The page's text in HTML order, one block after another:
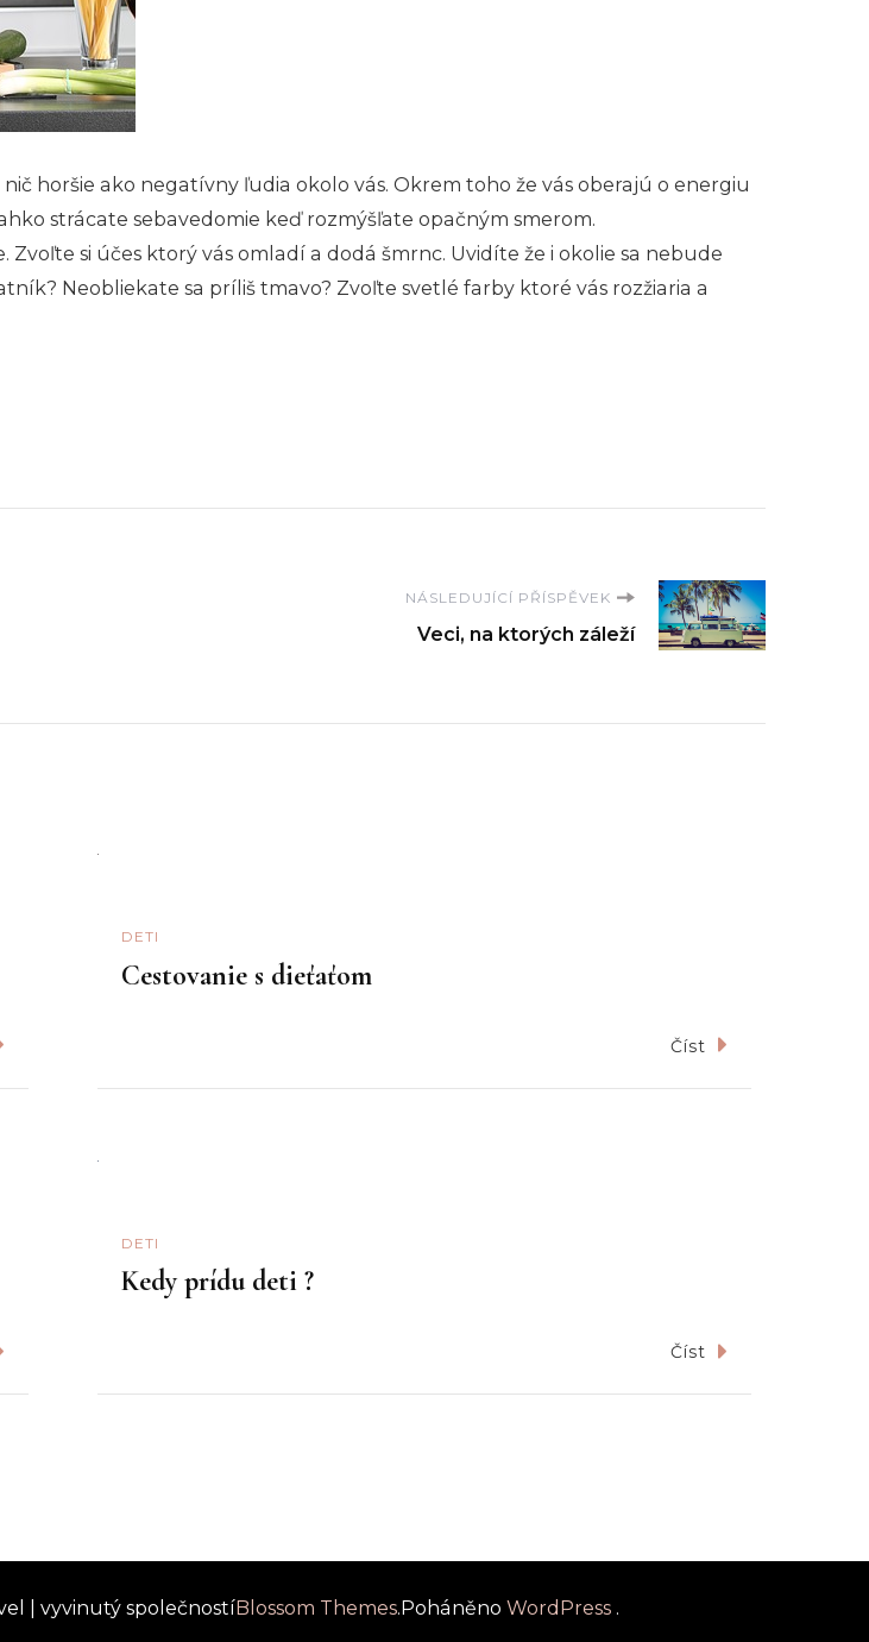
horšie ako negatívny ľudia okolo vás. Okrem toho že vás oberajú o energiu
strácate sebavedomie keď rozmýšľate opačným smerom.
si účes ktorý vás omladí a dodá šmrnc. Uvidíte že i okolie sa nebude
Neobliekate sa príliš tmavo? Zvoľte svetlé farby ktoré vás rozžiaria a
NÁSLEDUJÍCÍ PŘÍSPĚVEK
Veci, na ktorých záleží
DETI
Cestovanie s dieťaťom
Číst
DETI
Kedy prídu deti ?
Číst
| vyvinutý společností Blossom Themes.Poháněno WordPress .